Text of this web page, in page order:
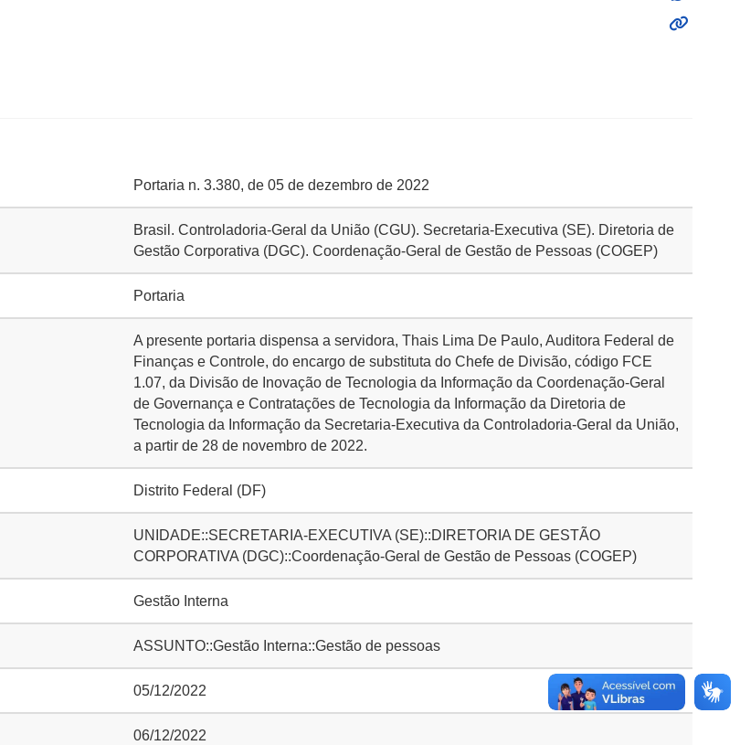
Portaria n. 3.380, de 05 de dezembro de 2022
Brasil. Controladoria-Geral da União (CGU). Secretaria-Executiva (SE). Diretoria de
Gestão Corporativa (DGC). Coordenação-Geral de Gestão de Pessoas (COGEP)
Portaria
A presente portaria dispensa a servidora, Thais Lima De Paulo, Auditora Federal de
Finanças e Controle, do encargo de substituta do Chefe de Divisão, código FCE
1.07, da Divisão de Inovação de Tecnologia da Informação da Coordenação-Geral
de Governança e Contratações de Tecnologia da Informação da Diretoria de
Tecnologia da Informação da Secretaria-Executiva da Controladoria-Geral da União,
a partir de 28 de novembro de 2022.
Distrito Federal (DF)
UNIDADE::SECRETARIA-EXECUTIVA (SE)::DIRETORIA DE GESTÃO
CORPORATIVA (DGC)::Coordenação-Geral de Gestão de Pessoas (COGEP)
Gestão Interna
ASSUNTO::Gestão Interna::Gestão de pessoas
05/12/2022
06/12/2022